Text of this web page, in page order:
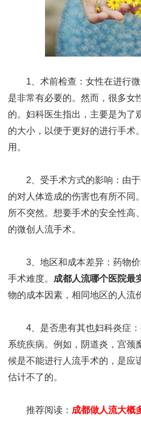
1、术前检查：女性在进行微
是非常有必要的。然而，很多女
的。妇科医生指出，主要是为了
的大小，以便于更好的进行手术
用。
2、受手术方式的影响：由于
的对人体造成的伤害也有所不同
所不突然。想要手术的安全性高
的微创人流手术。
3、地区和成本差异：药物价
手术难度。 成都人流哪个医院最
物的成本因素，相同地区的人流
4、是否患有其也妇科炎症：
系统疾病。例如，阴道炎，宫颈
候是不能进行人流手术的，是应
估计不了的。
推荐阅读： 成都做人流大概